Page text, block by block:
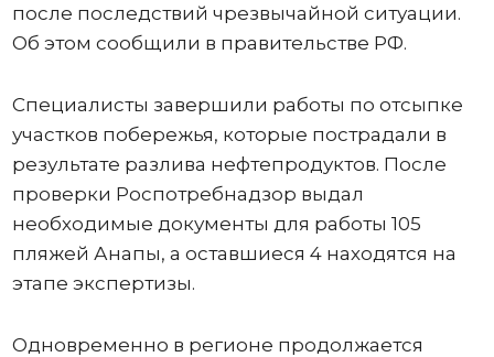
после последствий чрезвычайной ситуации.
Об этом сообщили в правительстве РФ.
Специалисты завершили работы по отсыпке
участков побережья, которые пострадали в
результате разлива нефтепродуктов. После
проверки Роспотребнадзор выдал
необходимые документы для работы 105
пляжей Анапы, а оставшиеся 4 находятся на
этапе экспертизы.
Одновременно в регионе продолжается